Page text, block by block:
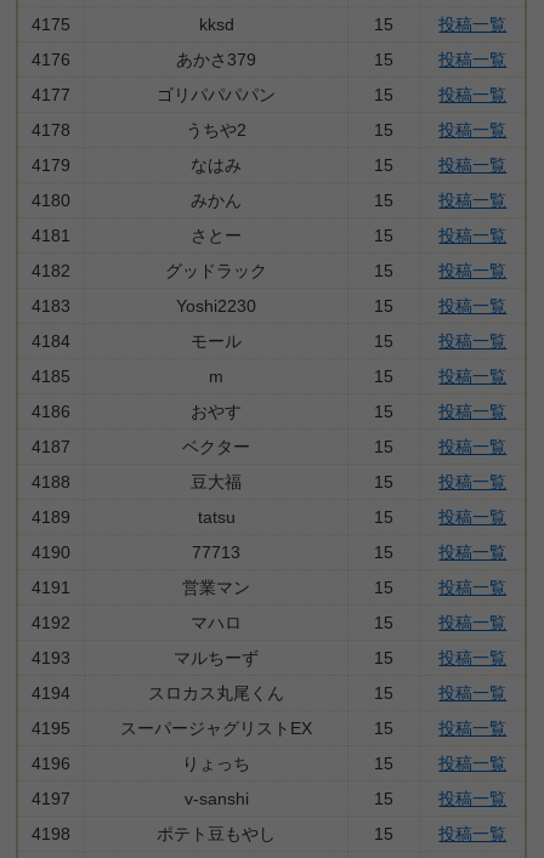
4175
kksd 15
投稿一覧
4176
あかさ379 15
投稿一覧
4177
ゴリパパパパン 15
投稿一覧
4178
うちや2 15
投稿一覧
4179
なはみ 15
投稿一覧
4180
みかん 15
投稿一覧
4181
さとー 15
投稿一覧
4182
グッドラック 15
投稿一覧
4183
Yoshi2230 15
投稿一覧
4184
モール 15
投稿一覧
4185
m 15
投稿一覧
4186
おやす 15
投稿一覧
4187
ベクター 15
投稿一覧
4188
豆大福 15
投稿一覧
4189
tatsu 15
投稿一覧
4190
77713 15
投稿一覧
4191
営業マン 15
投稿一覧
4192
マハロ 15
投稿一覧
4193
マルちーず 15
投稿一覧
4194
スロカス丸尾くん 15
投稿一覧
4195
スーパージャグリストEX 15
投稿一覧
4196
りょっち 15
投稿一覧
4197
v-sanshi 15
投稿一覧
4198
ポテト豆もやし 15
投稿一覧